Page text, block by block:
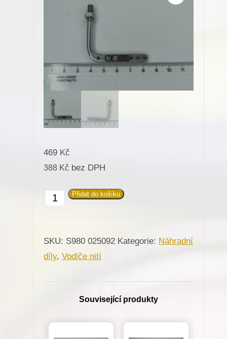
469 Kč
388 Kč bez DPH
025092
komplet
pro
Přidat do košíku
SKU: S980 025092 Kategorie: Náhradní
díly, Vodiče nití
Související produkty